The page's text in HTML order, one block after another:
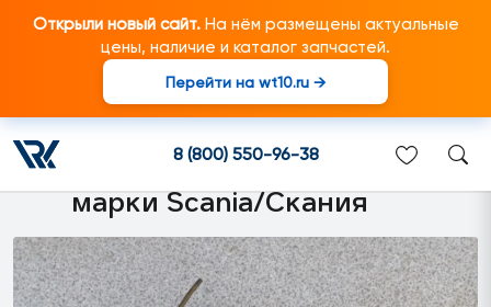
Открыли новый сайт.На нём размещены актуальные
цены, наличие и каталог запчастей.
Перейти на wt10.ru →
8 (800) 550-96-38
1919082 Гидравлический
насос XPI80 0523640
подходит для грузовиков
марки Scania/Скания